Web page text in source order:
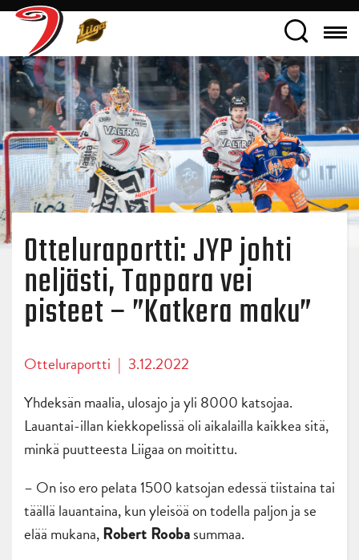
Otteluraportti: JYP johti
neljästi, Tappara vei
pisteet – ”Katkera maku”
Otteluraportti | 3.12.2022
Yhdeksän maalia, ulosajo ja yli 8000 katsojaa.
Lauantai-illan kiekkopelissä oli aikalailla kaikkea sitä,
minkä puutteesta Liigaa on moitittu.
– On iso ero pelata 1500 katsojan edessä tiistaina tai
täällä lauantaina, kun yleisöä on todella paljon ja se
elää mukana,Robert Roobasummaa.